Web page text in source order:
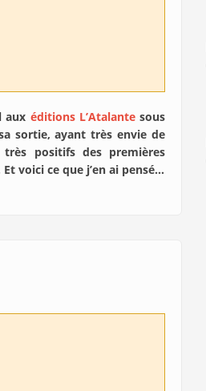
aux éditions L’Atalantesous
sortie, ayant très envie de
positifs des premières
voici ce que j’en ai pensé…